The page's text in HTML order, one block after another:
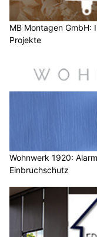
MB Montagen GmbH:
Projekte
Wohnwerk 1920:
Einbruchschutz